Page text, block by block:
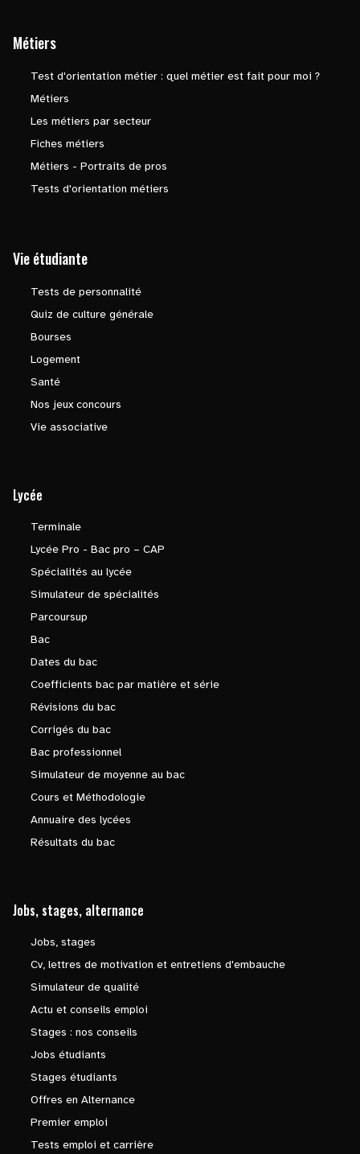
Métiers
Test d'orientation métier : quel métier est fait pour moi ?
Métiers
Les métiers par secteur
Fiches métiers
Métiers - Portraits de pros
Tests d'orientation métiers
Vie étudiante
Tests de personnalité
Quiz de culture générale
Bourses
Logement
Santé
Nos jeux concours
Vie associative
Lycée
Terminale
Lycée Pro - Bac pro – CAP
Spécialités au lycée
Simulateur de spécialités
Parcoursup
Bac
Dates du bac
Coefficients bac par matière et série
Révisions du bac
Corrigés du bac
Bac professionnel
Simulateur de moyenne au bac
Cours et Méthodologie
Annuaire des lycées
Résultats du bac
Jobs, stages, alternance
Jobs, stages
Cv, lettres de motivation et entretiens d'embauche
Simulateur de qualité
Actu et conseils emploi
Stages : nos conseils
Jobs étudiants
Stages étudiants
Offres en Alternance
Premier emploi
Tests emploi et carrière